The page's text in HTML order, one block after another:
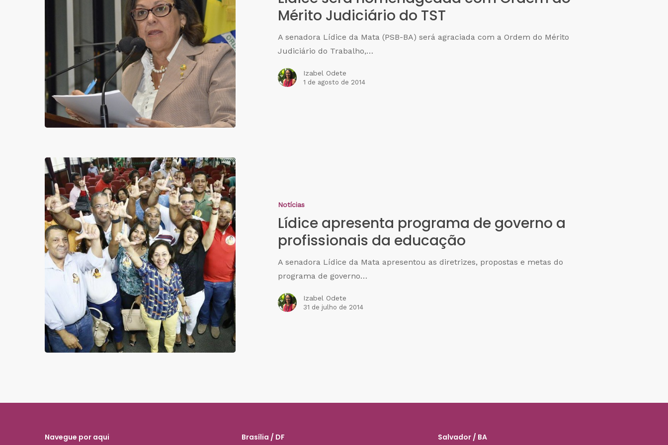
Mérito Judiciário do TST
A senadora Lídice da Mata (PSB-BA) será agraciada com a Ordem do Mérito
Judiciário do Trabalho,…
Izabel Odete
1 de agosto de 2014
Notícias
Lídice apresenta programa de governo a
profissionais da educação
A senadora Lídice da Mata apresentou as diretrizes, propostas e metas do
programa de governo…
Izabel Odete
31 de julho de 2014
Navegue por aqui Brasília / DF Salvador / BA